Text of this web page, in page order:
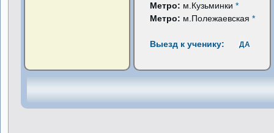
Метро: м.Кузьминки*
Метро: м.Полежаевская*
Выезд к ученику: ДА